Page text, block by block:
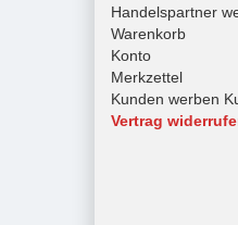
Handelspartner
Warenkorb
Konto
Merkzettel
Kunden werben
Vertrag